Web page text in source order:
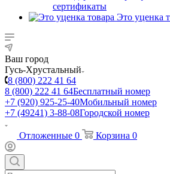
сертификаты
Это уценка
Ваш город
Гусь-Хрустальный
8 (800) 222 41 64
8 (800) 222 41 64Бесплатный номер
+7 (920) 925-25-40Мобильный номер
+7 (49241) 3-88-08Городской номер
Отложенные 0 Корзина 0